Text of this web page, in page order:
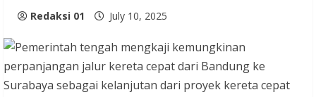
Redaksi 01 July 10, 2025